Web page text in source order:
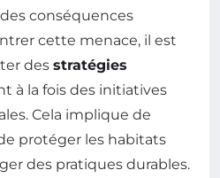
conséquences
cette menace, il est
des stratégies
à la fois des initiatives
Cela implique de
protéger les habitats
des pratiques durables.